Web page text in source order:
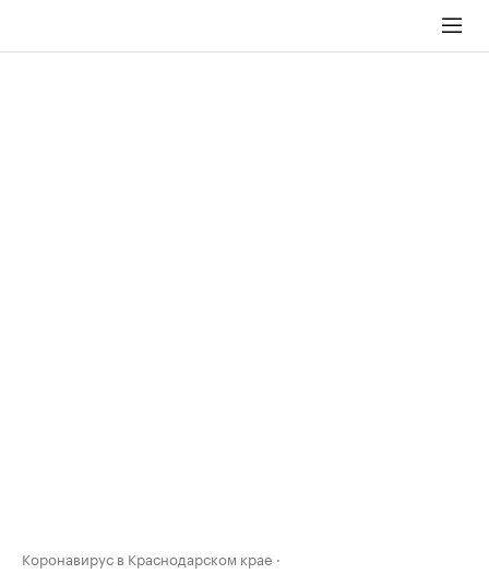
Коронавирус в Краснодарском крае